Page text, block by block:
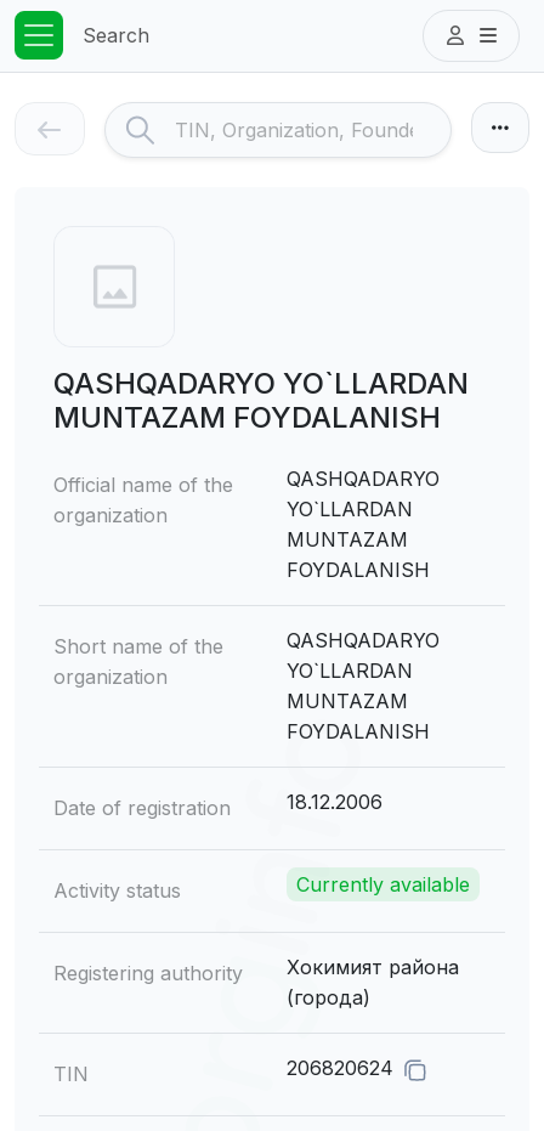
Search
QASHQADARYO YO`LLARDAN
MUNTAZAM FOYDALANISH
Official name of the
organization
QASHQADARYO
YO`LLARDAN
MUNTAZAM
FOYDALANISH
Short name of the
organization
QASHQADARYO
YO`LLARDAN
MUNTAZAM
FOYDALANISH
Date of registration 18.12.2006
Activity status Currently available
Registering authority
Хокимият района
(города)
TIN 206820624